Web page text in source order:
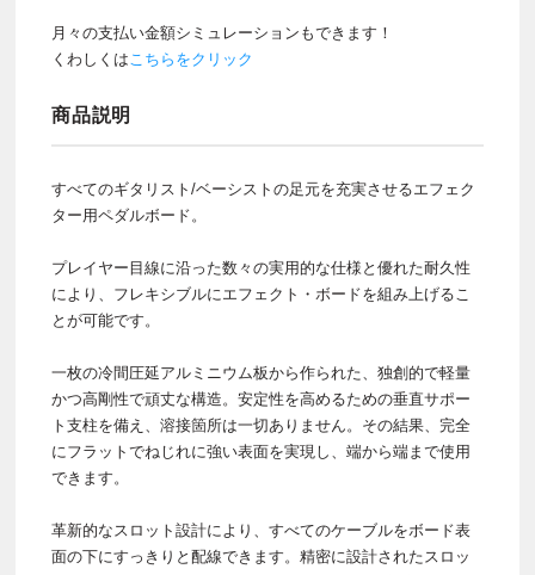
月々の支払い金額シミュレーションもできます！
くわしくはこちらをクリック
商品説明
すべてのギタリスト/ベーシストの足元を充実させるエフェク
ター用ペダルボード。
プレイヤー目線に沿った数々の実用的な仕様と優れた耐久性
により、フレキシブルにエフェクト・ボードを組み上げるこ
とが可能です。
一枚の冷間圧延アルミニウム板から作られた、独創的で軽量
かつ高剛性で頑丈な構造。安定性を高めるための垂直サポー
ト支柱を備え、溶接箇所は一切ありません。その結果、完全
にフラットでねじれに強い表面を実現し、端から端まで使用
できます。
革新的なスロット設計により、すべてのケーブルをボード表
面の下にすっきりと配線できます。精密に設計されたスロッ